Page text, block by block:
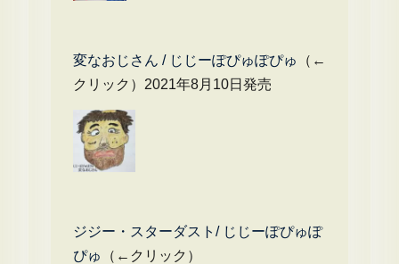
変なおじさん / じじーぽぴゅぽぴゅ
（←
クリック）2021年8月10日発売
ジジー・スターダスト/ じじーぽぴゅぽ
ぴゅ
（←クリック）